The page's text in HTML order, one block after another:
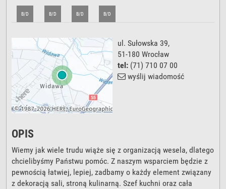
B/D B/D B/D B/D
ul. Sułowska 39,
51-180 Wrocław
tel: (71) 710 07 00
wyślij wiadomość
OPIS
Wiemy jak wiele trudu wiąże się z organizacją wesela, dlatego
chcielibyśmy Państwu pomóc. Z naszym wsparciem będzie z
pewnością łatwiej, lepiej, zadbamy o każdy element związany
z dekoracją sali, stroną kulinarną. Szef kuchni oraz cała